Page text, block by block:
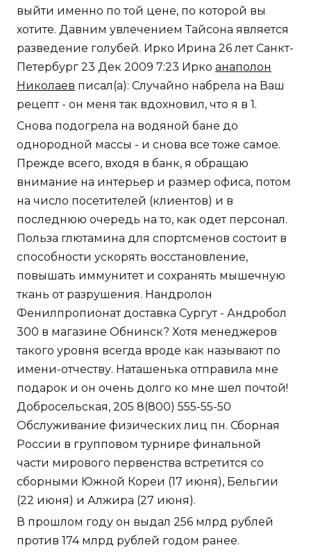
выйти именно по той цене, по которой вы
хотите. Давним увлечением Тайсона является
разведение голубей. Ирко Ирина 26 лет Санкт-
Петербург 23 Дек 2009 7:23 Ирко анаполон
Николаев писал(а): Случайно набрела на Ваш
рецепт - он меня так вдохновил, что я в 1.
Снова подогрела на водяной бане до
однородной массы - и снова все тоже самое.
Прежде всего, входя в банк, я обращаю
внимание на интерьер и размер офиса, потом
на число посетителей (клиентов) и в
последнюю очередь на то, как одет персонал.
Польза глютамина для спортсменов состоит в
способности ускорять восстановление,
повышать иммунитет и сохранять мышечную
ткань от разрушения. Нандролон
Фенилпропионат доставка Сургут - Андробол
300 в магазине Обнинск? Хотя менеджеров
такого уровня всегда вроде как называют по
имени-отчеству. Наташенька отправила мне
подарок и он очень долго ко мне шел почтой!
Добросельская, 205 8(800) 555-55-50
Обслуживание физических лиц пн. Сборная
России в групповом турнире финальной
части мирового первенства встретится со
сборными Южной Кореи (17 июня), Бельгии
(22 июня) и Алжира (27 июня).
В прошлом году он выдал 256 млрд рублей
против 174 млрд рублей годом ранее.